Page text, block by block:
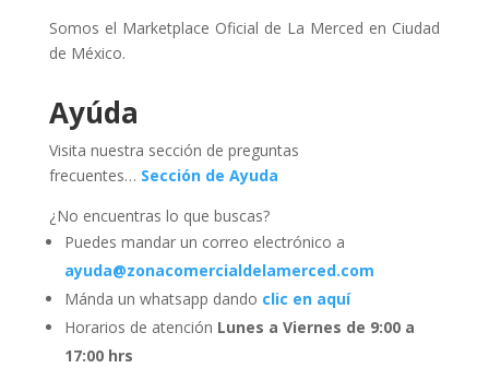
Somos el Marketplace Oficial de La Merced en Ciudad
de México.
Ayúda
Visita nuestra sección de preguntas
frecuentes… Sección de Ayuda
¿No encuentras lo que buscas?
Puedes mandar un correo electrónico a
ayuda@zonacomercialdelamerced.com
Mánda un whatsapp dando clic en aquí
Horarios de atención Lunes a Viernes de 9:00 a
17:00 hrs